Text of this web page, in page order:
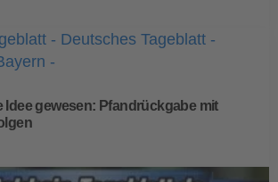
Idee gewesen: Pfandrückgabe mit